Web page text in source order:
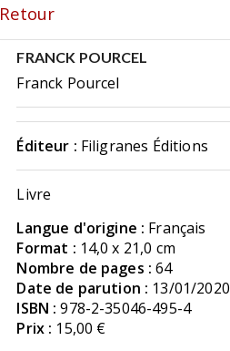
Retour
FRANCK POURCEL
Franck Pourcel
Éditeur : Filigranes Éditions
Livre
Langue d'origine : Français
Format : 14,0 x 21,0 cm
Nombre de pages : 64
Date de parution : 13/01/2020
ISBN : 978-2-35046-495-4
Prix : 15,00 €